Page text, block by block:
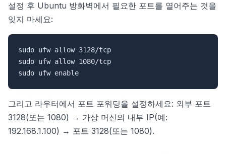
설정 후 Ubuntu 방화벽에서 필요한 포트를 열어주는 것을
잊지 마세요:
sudo ufw allow 3128/tcp
sudo ufw allow 1080/tcp
그리고 라우터에서 포트 포워딩을 설정하세요: 외부 포트
3128(또는 1080) → 가상 머신의 내부 IP(예:
192.168.1.100) → 포트 3128(또는 1080).